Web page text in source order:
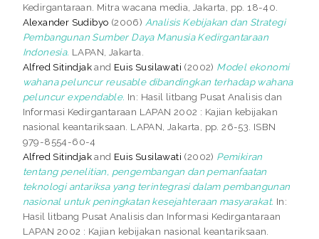
Kedirgantaraan. Mitra wacana media, Jakarta, pp. 18-40.
Alexander Sudibyo (2006) Analisis Kebijakan dan Strategi
Pembangunan Sumber Daya Manusia Kedirgantaraan
Indonesia. LAPAN, Jakarta.
Alfred Sitindjakand Euis Susilawati (2002) Model ekonomi
wahana peluncur reusable dibandingkan terhadap wahana
peluncur expendable. In: Hasil litbang Pusat Analisis dan
Informasi Kedirgantaraan LAPAN 2002 : Kajian kebijakan
nasional keantariksaan. LAPAN, Jakarta, pp. 26-53. ISBN
979-8554-60-4
Alfred Sitindjakand Euis Susilawati (2002) Pemikiran
tentang penelitian, pengembangan dan pemanfaatan
teknologi antariksa yang terintegrasi dalam pembangunan
nasional untuk peningkatan kesejahteraan masyarakat. In:
Hasil litbang Pusat Analisis dan Informasi Kedirgantaraan
LAPAN 2002 : Kajian kebijakan nasional keantariksaan.